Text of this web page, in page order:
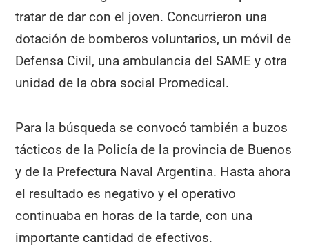
tratar de dar con el joven. Concurrieron una
dotación de bomberos voluntarios, un móvil de
Defensa Civil, una ambulancia del SAME y otra
unidad de la obra social Promedical.
Para la búsqueda se convocó también a buzos
tácticos de la Policía de la provincia de Buenos
y de la Prefectura Naval Argentina. Hasta ahora
el resultado es negativo y el operativo
continuaba en horas de la tarde, con una
importante cantidad de efectivos.